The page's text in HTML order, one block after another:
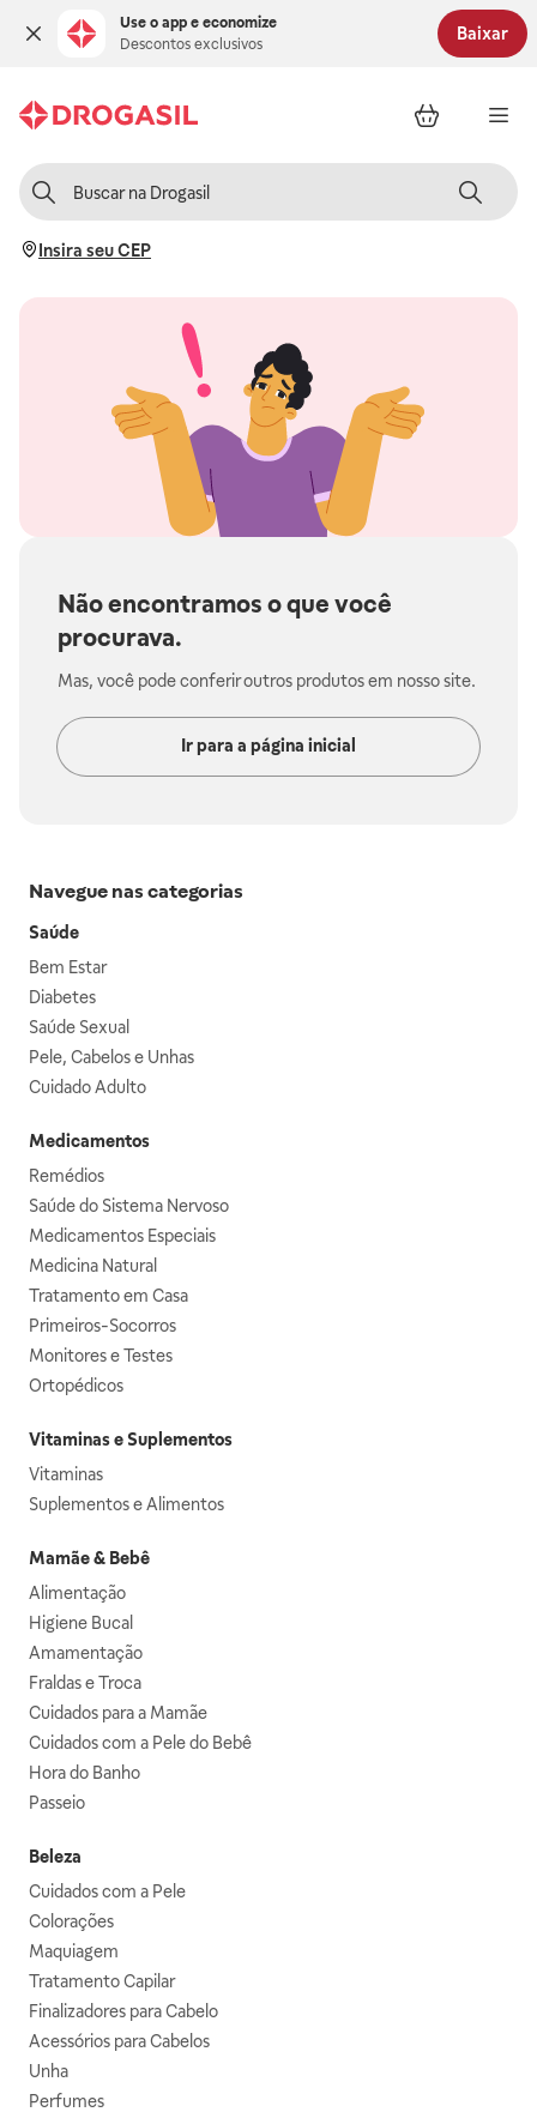
Use o app e economize
Descontos exclusivos
Baixar
Insira seu CEP
Não encontramos o que você
procurava.
Mas, você pode conferir outros produtos em nosso site.
Ir para a página inicial
Navegue nas categorias
Saúde
Bem Estar
Diabetes
Saúde Sexual
Pele, Cabelos e Unhas
Cuidado Adulto
Medicamentos
Remédios
Saúde do Sistema Nervoso
Medicamentos Especiais
Medicina Natural
Tratamento em Casa
Primeiros-Socorros
Monitores e Testes
Ortopédicos
Vitaminas e Suplementos
Vitaminas
Suplementos e Alimentos
Mamãe & Bebê
Alimentação
Higiene Bucal
Amamentação
Fraldas e Troca
Cuidados para a Mamãe
Cuidados com a Pele do Bebê
Hora do Banho
Passeio
Beleza
Cuidados com a Pele
Colorações
Maquiagem
Tratamento Capilar
Finalizadores para Cabelo
Acessórios para Cabelos
Unha
Perfumes